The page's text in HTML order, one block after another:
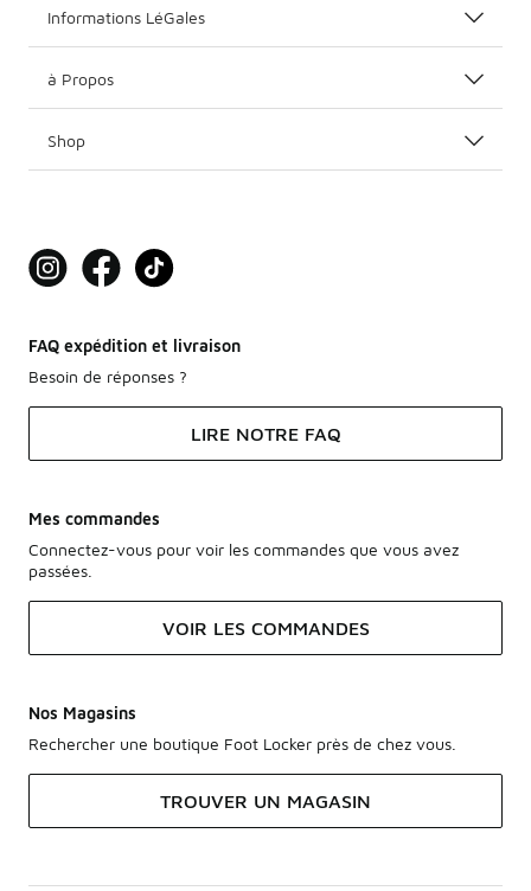
Informations LéGales
à Propos
Shop
FAQ expédition et livraison
Besoin de réponses ?
LIRE NOTRE FAQ
Mes commandes
Connectez-vous pour voir les commandes que vous avez
passées.
VOIR LES COMMANDES
Nos Magasins
Rechercher une boutique Foot Locker près de chez vous.
TROUVER UN MAGASIN